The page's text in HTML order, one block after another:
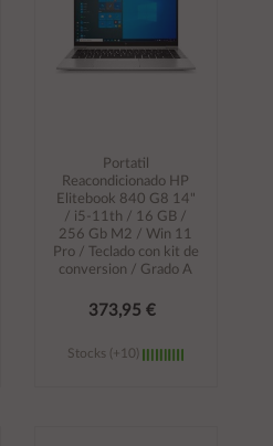
Portatil
Reacondicionado HP
Elitebook 840 G8 14"
/ i5-11th / 16 GB /
256 Gb M2 / Win 11
Pro / Teclado con kit de
conversion / Grado A
373,95 €
Stocks (+10)